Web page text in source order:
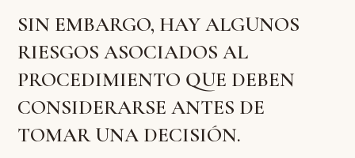
SIN EMBARGO, HAY ALGUNOS
RIESGOS ASOCIADOS AL
PROCEDIMIENTO QUE DEBEN
CONSIDERARSE ANTES DE
TOMAR UNA DECISIÓN.